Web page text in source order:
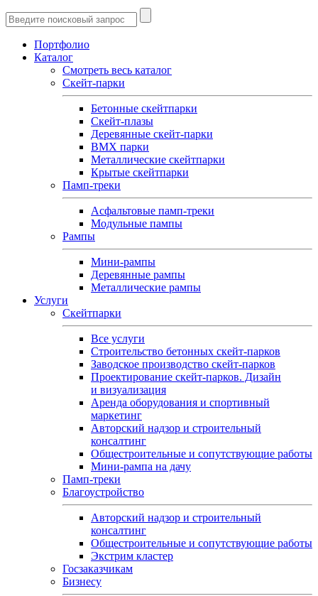
Портфолио
Каталог
Смотреть весь каталог
Скейт-парки
Бетонные скейтпарки
Скейт‑плазы
Деревянные скейт‑парки
BMX парки
Металлические скейтпарки
Крытые скейтпарки
Памп-треки
Асфальтовые памп‑треки
Модульные пампы
Рампы
Мини-рампы
Деревянные рампы
Металлические рампы
Услуги
Скейтпарки
Все услуги
Строительство бетонных скейт-парков
Заводское производство скейт-парков
Проектирование скейт-парков. Дизайн
и визуализация
Аренда оборудования и спортивный
маркетинг
Авторский надзор и строительный
консалтинг
Общестроительные и сопутствующие работы
Мини-рампа на дачу
Памп‑треки
Благоустройство
Авторский надзор и строительный
консалтинг
Общестроительные и сопутствующие работы
Экстрим кластер
Госзаказчикам
Бизнесу